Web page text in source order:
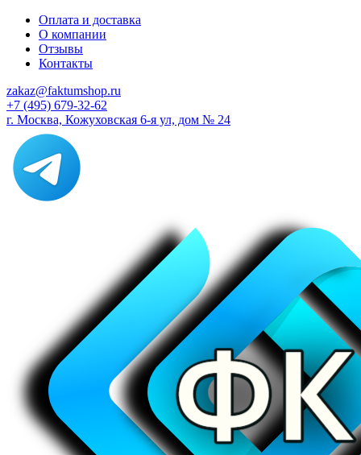
Оплата и доставка
О компании
Отзывы
Контакты
zakaz@faktumshop.ru
+7 (495) 679-32-62
г. Москва, Кожуховская 6-я ул, дом № 24